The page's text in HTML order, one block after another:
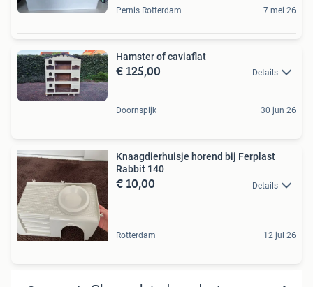
Pernis Rotterdam 7 mei 26
Hamster of caviaflat
€ 125,00 Details
Doornspijk 30 jun 26
Knaagdierhuisje horend bij Ferplast
Rabbit 140
€ 10,00 Details
Rotterdam 12 jul 26